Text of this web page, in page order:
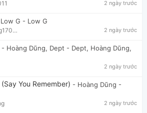
2 ngày trước
G - Low G
nguyendaoduyquang17021 2 ngày trước
- Hoàng Dũng, Dept - Dept, Hoàng Dũng,
2 ngày trước
You Remember) - Hoàng Dũng -
2 ngày trước